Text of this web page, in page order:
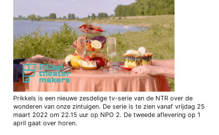
Prikkels is een nieuwe zesdelige tv-serie van de NTR over de
wonderen van onze zintuigen. De serie is te zien vanaf vrijdag 25
maart 2022 om 22.15 uur op NPO 2. De tweede aflevering op 1
april gaat over horen.